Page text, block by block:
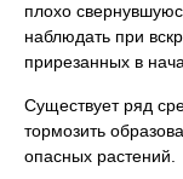
плохо
наблюдать при
прирезанных в
Существует ряд
тормозить
опасных растений.